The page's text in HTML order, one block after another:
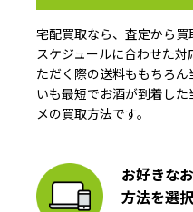
宅配買取なら、査定から
スケジュールに合わせた
ただく際の送料ももちろ
いも最短でお酒が到着し
メの買取方法です。
お好きな
方法を選択